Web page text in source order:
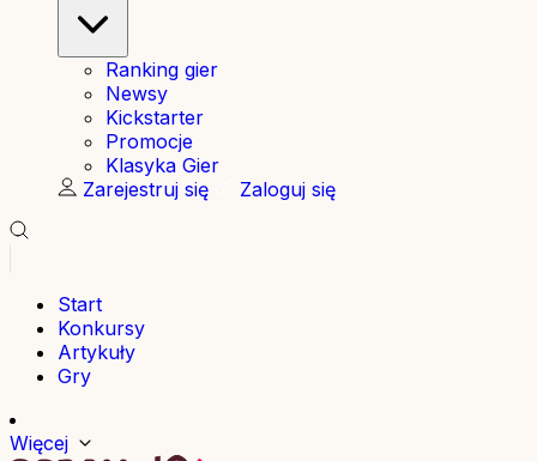
Ranking gier
Newsy
Kickstarter
Promocje
Klasyka Gier
Zarejestruj się
Zaloguj się
Start
Konkursy
Artykuły
Gry
Więcej